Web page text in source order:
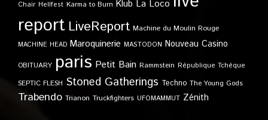
Chair Hellfest Karma to Burn Klub La Loco
report LiveReport Machine du Moulin Rouge
MACHINE HEAD Maroquinerie MASTODON Nouveau Casino
OBITUARY paris Petit Bain Rammstein République Tchèque
SEPTIC FLESH Stoned Gatherings Techno The Young Gods
Trabendo Trianon Truckfighters UFOMAMMUT Zénith